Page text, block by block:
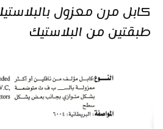
كابل مرن معزول
طبقتين من البلاستيك